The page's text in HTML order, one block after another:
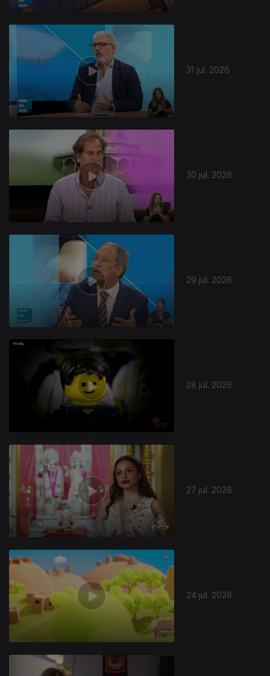
31 jul. 2026
30 jul. 2026
29 jul. 2026
28 jul. 2026
27 jul. 2026
24 jul. 2026
944523